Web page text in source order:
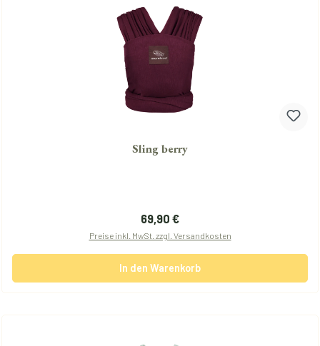
Sling berry
Regulärer Preis:
69,90 €
Preise inkl. MwSt. zzgl. Versandkosten
In den Warenkorb